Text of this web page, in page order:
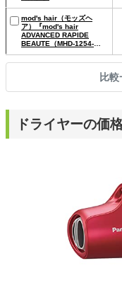
mod's hair（モッズヘ
ア）『mod's hair
ADVANCED RAPIDE
BEAUTE（MHD-1254-
比
ドライヤーの価